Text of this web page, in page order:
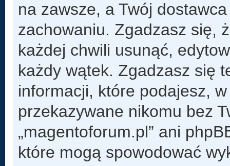
na zawsze, a Twój
zachowaniu. Zgadzasz się,
każdej chwili usunąć,
każdy wątek. Zgadzasz się
informacji, które podajesz,
przekazywane nikomu bez
„magentoforum.pl” ani
które mogą spowodować